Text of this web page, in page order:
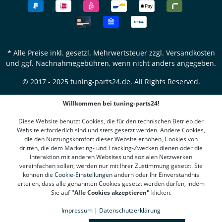
für zwei Räder)
* Alle Preise inkl. gesetzl. Mehrwertsteuer zzgl. Versandkosten
und ggf. Nachnahmegebühren, wenn nicht anders angegeben.
© 2017 - 2025 tuning-parts24.de. All Rights Reserved.
Willkommen bei tuning-parts24!
Diese Website benutzt Cookies, die für den technischen Betrieb der
Website erforderlich sind und stets gesetzt werden. Andere Cookies,
die den Nutzungskomfort dieser Website erhöhen, Cookies von
dritten, die dem Marketing- und Tracking-Zwecken dienen oder die
Interaktion mit anderen Websites und sozialen Netzwerken
vereinfachen sollen, werden nur mit Ihrer Zustimmung gesetzt. Sie
können die Cookie-Einstellungenändern oder Ihr Einverständnis
erteilen, dass alle genannten Cookies gesetzt werden dürfen, indem
Sie auf"Alle Cookies akzeptieren" klicken.
Impressum | Datenschutzerklärung
(4.78 / 5)